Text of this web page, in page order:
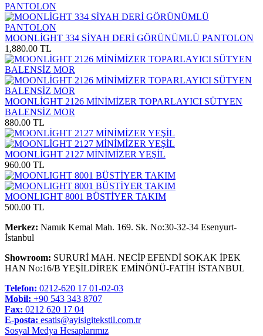
MOONLİGHT 334 SİYAH DERİ GÖRÜNÜMLÜ PANTOLON
1,880.00 TL
MOONLİGHT 2126 MİNİMİZER TOPARLAYICI SÜTYEN
BALENSİZ MOR
880.00 TL
MOONLİGHT 2127 MİNİMİZER YEŞİL
960.00 TL
MOONLIGHT 8001 BÜSTİYER TAKIM
500.00 TL
Merkez: Namık Kemal Mah. 169. Sk. No:30-32-34 Esenyurt-
İstanbul
Showroom: SURURİ MAH. NECİP EFENDİ SOKAK İPEK
HAN No:16/B YEŞİLDİREK EMİNÖNÜ-FATİH İSTANBUL
Telefon: 0212-620 17 01-02-03
Mobil: +90 543 343 8707
Fax: 0212 620 17 04
E-posta: esatis@ayisigitekstil.com.tr
Sosyal Medya Hesaplarımız